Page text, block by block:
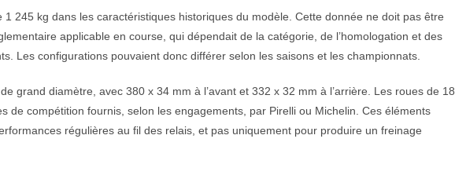
245 kg dans les caractéristiques historiques du modèle. Cette donnée ne doit pas être
applicable en course, qui dépendait de la catégorie, de l’homologation et des
Les configurations pouvaient donc différer selon les saisons et les championnats.
grand diamètre, avec 380 x 34 mm à l’avant et 332 x 32 mm à l’arrière. Les roues de 18
de compétition fournis, selon les engagements, par Pirelli ou Michelin. Ces éléments
régulières au fil des relais, et pas uniquement pour produire un freinage